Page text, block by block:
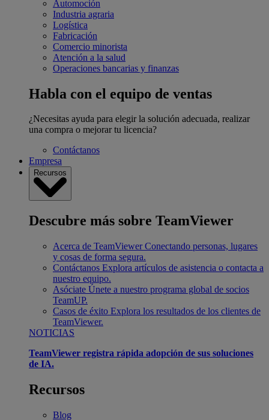
Automoción
Industria agraria
Logística
Fabricación
Comercio minorista
Atención a la salud
Operaciones bancarias y finanzas
Habla con el equipo de ventas
¿Necesitas ayuda para elegir la solución adecuada, realizar
una compra o mejorar tu licencia?
Contáctanos
Empresa
Recursos
Descubre más sobre TeamViewer
Acerca de TeamViewer Conectando personas, lugares
y cosas de forma segura.
Contáctanos Explora artículos de asistencia o contacta a
nuestro equipo.
Asóciate Únete a nuestro programa global de socios
TeamUP.
Casos de éxito Explora los resultados de los clientes de
TeamViewer.
NOTICIAS
TeamViewer registra rápida adopción de sus soluciones
de IA.
Recursos
Blog